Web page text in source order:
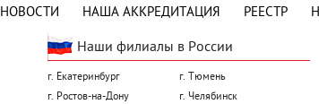
НОВОСТИ НАША АККРЕДИТАЦИЯ РЕЕСТР
Наши филиалы в России
г. Екатеринбург
г. Тюмень
г. Ростов-на-Дону
г. Челябинск